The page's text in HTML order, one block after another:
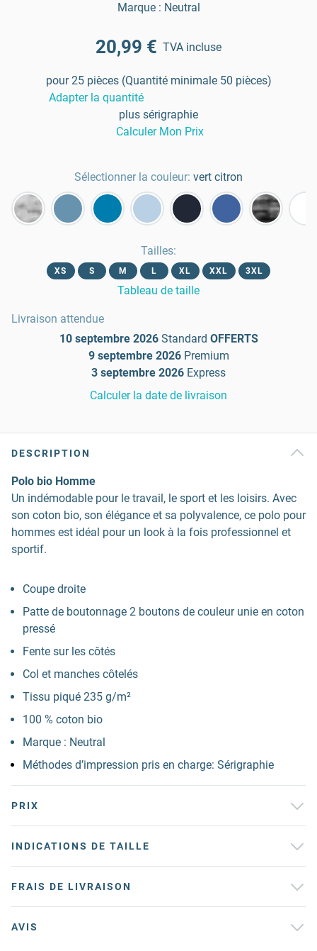
Marque : Neutral
20,99 € TVA incluse
pour 25 pièces (Quantité minimale 50 pièces)
Adapter la quantité
plus sérigraphie
Calculer Mon Prix
Sélectionner la couleur: vert citron
Tailles:
XS S M L XL XXL 3XL
Tableau de taille
Livraison attendue
10 septembre 2026 Standard OFFERTS
9 septembre 2026 Premium
3 septembre 2026 Express
Calculer la date de livraison
DESCRIPTION
Polo bio Homme
Un indémodable pour le travail, le sport et les loisirs. Avec
son coton bio, son élégance et sa polyvalence, ce polo pour
hommes est idéal pour un look à la fois professionnel et
sportif.
Coupe droite
Patte de boutonnage 2 boutons de couleur unie en coton
pressé
Fente sur les côtés
Col et manches côtelés
Tissu piqué 235 g/m²
100 % coton bio
Marque : Neutral
Méthodes d’impression pris en charge: Sérigraphie
PRIX
INDICATIONS DE TAILLE
FRAIS DE LIVRAISON
AVIS